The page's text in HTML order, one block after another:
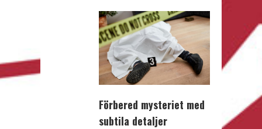
Förbered mysteriet med
subtila detaljer